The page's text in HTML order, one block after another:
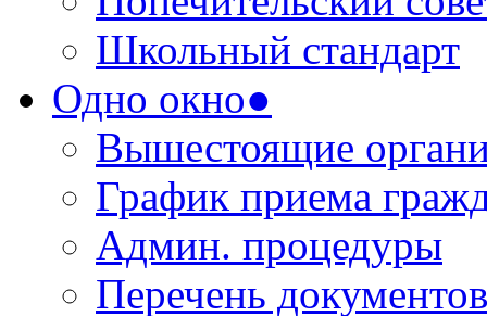
Школьный стандарт
Одно окно●
Вышестоящие
График приема
Админ. процедуры
Перечень документов